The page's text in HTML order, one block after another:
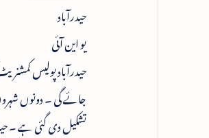
حیدرآباد
یو این آئی
حیدرآباد پولیس
جائے گی ۔ دونوں
تشکیل دی گئی ہے ۔